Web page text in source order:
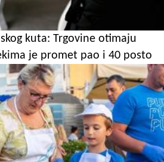
kuta: Trgovine otimaju
je promet pao i 40 posto